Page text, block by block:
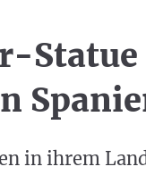
Statue
in ihrem